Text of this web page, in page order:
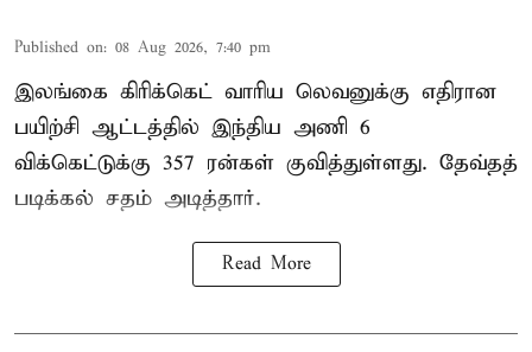
Published on: 08 Aug 2026, 7:40 pm
இலங்கை கிரிக்கெட் வாரிய லெவனுக்கு எதிரான
பயிற்சி ஆட்டத்தில் இந்திய அணி 6
விக்கெட்டுக்கு 357 ரன்கள் குவித்துள்ளது. தேவ்தத்
படிக்கல் சதம் அடித்தார்.
Read More